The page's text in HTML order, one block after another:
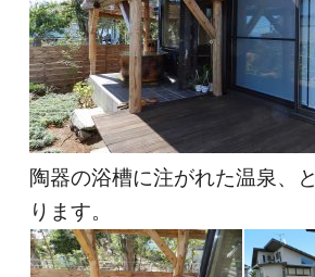
陶器の浴槽に注がれた温泉、
ります。